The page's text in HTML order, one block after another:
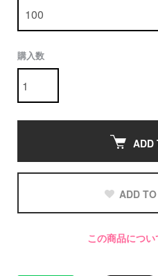
購入数
ADD
ADD
この商品につ